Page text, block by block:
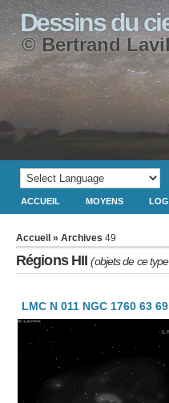
Dessins du
© Bertrand
ACCUEIL MOYENS
Accueil » Archives 49
Régions HII(objets de ce
LMC N 011 NGC 1760 63